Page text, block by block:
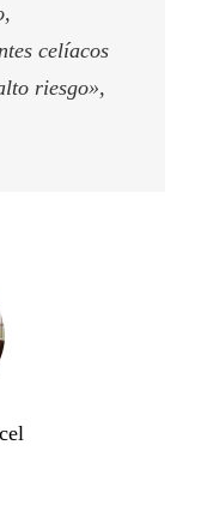
celíacos
riesgo»,